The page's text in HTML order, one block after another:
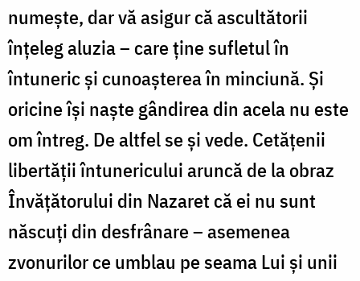
numește, dar vă asigur că ascultătorii
înțeleg aluzia – care ține sufletul în
întuneric și cunoașterea în minciună. Și
oricine își naște gândirea din acela nu este
om întreg. De altfel se și vede. Cetățenii
libertății întunericului aruncă de la obraz
Învățătorului din Nazaret că ei nu sunt
născuți din desfrânare – asemenea
zvonurilor ce umblau pe seama Lui și unii